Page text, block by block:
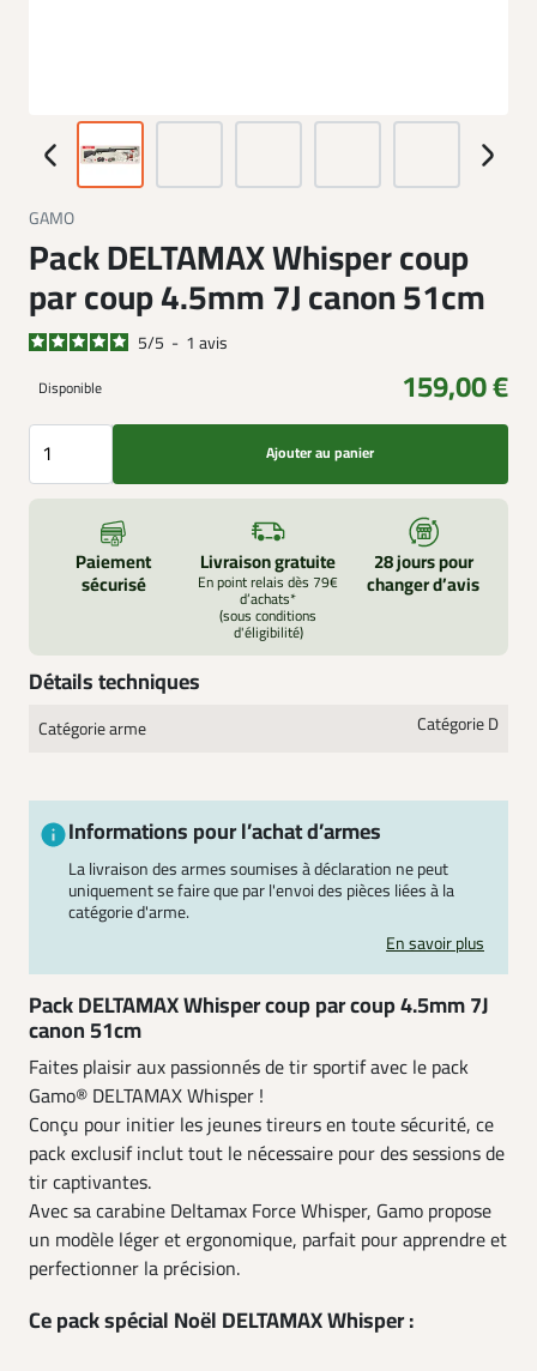
GAMO
Pack DELTAMAX Whisper coup
par coup 4.5mm 7J canon 51cm
5/5 - 1 avis
Disponible 159,00 €
Ajouter au panier
Paiement
sécurisé
Livraison gratuite
En point relais dès 79€
d’achats*
(sous conditions
d'éligibilité)
28 jours pour
changer d’avis
Détails techniques
Catégorie arme Catégorie D
Informations pour l’achat d’armes
La livraison des armes soumises à déclaration ne peut
uniquement se faire que par l'envoi des pièces liées à la
catégorie d'arme.
En savoir plus
Pack DELTAMAX Whisper coup par coup 4.5mm 7J
canon 51cm
Faites plaisir aux passionnés de tir sportif avec le pack
Gamo® DELTAMAX Whisper !
Conçu pour initier les jeunes tireurs en toute sécurité, ce
pack exclusif inclut tout le nécessaire pour des sessions de
tir captivantes.
Avec sa carabine Deltamax Force Whisper, Gamo propose
un modèle léger et ergonomique, parfait pour apprendre et
perfectionner la précision.
Ce pack spécial Noël DELTAMAX Whisper :